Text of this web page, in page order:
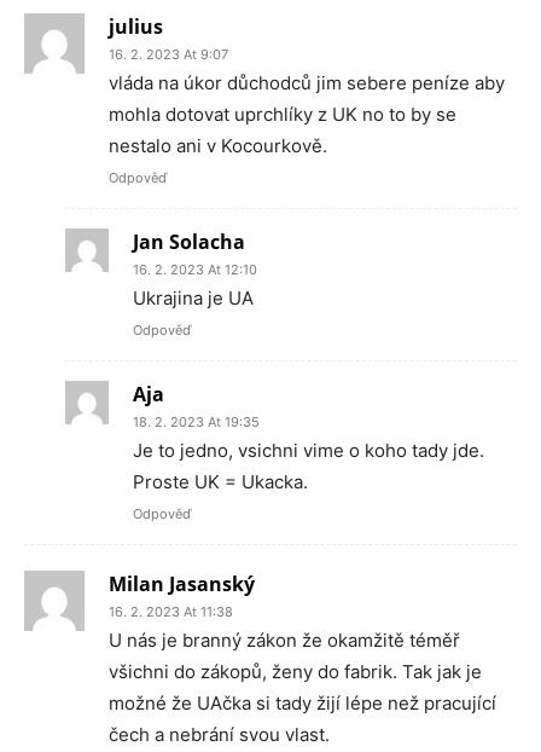
julius
16. 2. 2023 At 9:07
vláda na úkor důchodců jim sebere peníze aby
mohla dotovat uprchlíky z UK no to by se
nestalo ani v Kocourkově.
Odpověď
Jan Solacha
16. 2. 2023 At 12:10
Ukrajina je UA
Odpověď
Aja
18. 2. 2023 At 19:35
Je to jedno, vsichni vime o koho tady jde.
Proste UK = Ukacka.
Odpověď
Milan Jasanský
16. 2. 2023 At 11:38
U nás je branný zákon že okamžitě téměř
všichni do zákopů, ženy do fabrik. Tak jak je
možné že UAčka si tady žijí lépe než pracující
čech a nebrání svou vlast.